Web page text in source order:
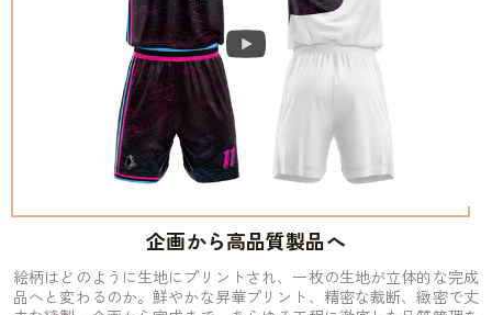
企画から高品質製品へ
絵柄はどのように生地にプリントされ、一枚の生地が立体的な完成
品へと変わるのか。鮮やかな昇華プリント、精密な裁断、緻密で丈